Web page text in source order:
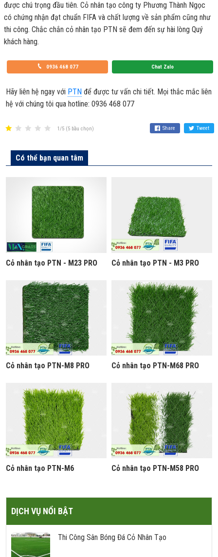
được chú trọng đầu tiên. Cỏ nhân tạo công ty Phương Thành Ngọc
có chứng nhận đạt chuẩn FIFA và chất lượng về sản phẩm cũng như
thi công. Chắc chắn cỏ nhân tạo PTN sẽ đem đến sự hài lòng Quý
khách hàng.
Chat Zalo
0936 468 077
Hãy liên hệ ngay với PTN để được tư vấn chi tiết. Mọi thắc mắc liên
hệ với chúng tôi qua hotline: 0936 468 077
1/5 (5 bầu chọn) Share Tweet
Có thể bạn quan tâm
Cỏ nhân tạo PTN - M23 PRO Cỏ nhân tạo PTN - M3 PRO
Cỏ nhân tạo PTN-M8 PRO Cỏ nhân tạo PTN-M68 PRO
Cỏ nhân tạo PTN-M6 Cỏ nhân tạo PTN-M58 PRO
DỊCH VỤ NỔI BẬT
Thi Công Sân Bóng Đá Cỏ Nhân Tạo